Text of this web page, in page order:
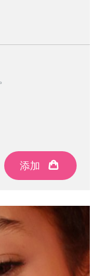
添加
添加
添加
8/13/26
预计送达日期
预计送达日期8/9/26